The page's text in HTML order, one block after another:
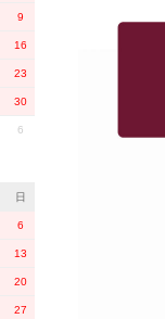
9
16
23
30
6
日
6
13
20
27